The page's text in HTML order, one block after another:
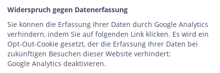
Widerspruch gegen Datenerfassung
Sie können die Erfassung Ihrer Daten durch Google Analytics
verhindern, indem Sie auf folgenden Link klicken. Es wird ein
Opt-Out-Cookie gesetzt, der die Erfassung Ihrer Daten bei
zukünftigen Besuchen dieser Website verhindert:
Google Analytics deaktivieren.